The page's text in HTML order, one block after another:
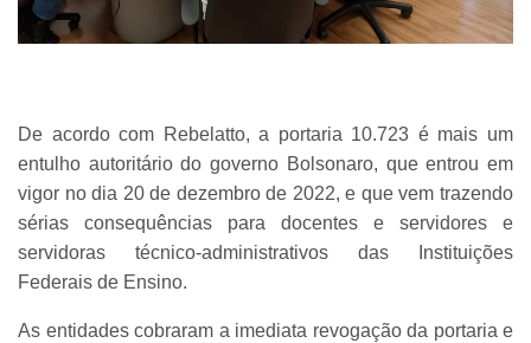
De acordo com Rebelatto, a portaria 10.723 é mais um
entulho autoritário do governo Bolsonaro, que entrou em
vigor no dia 20 de dezembro de 2022, e que vem trazendo
sérias consequências para docentes e servidores e
servidoras técnico-administrativos das Instituições
Federais de Ensino.
As entidades cobraram a imediata revogação da portaria e